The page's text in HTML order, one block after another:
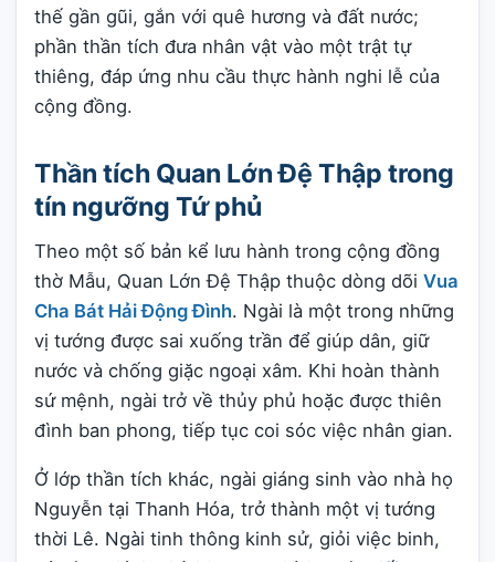
thế gần gũi, gắn với quê hương và đất nước;
phần thần tích đưa nhân vật vào một trật tự
thiêng, đáp ứng nhu cầu thực hành nghi lễ của
cộng đồng.
Thần tích Quan Lớn Đệ Thập trong
tín ngưỡng Tứ phủ
Theo một số bản kể lưu hành trong cộng đồng
thờ Mẫu, Quan Lớn Đệ Thập thuộc dòng dõi Vua
Cha Bát Hải Động Đình. Ngài là một trong những
vị tướng được sai xuống trần để giúp dân, giữ
nước và chống giặc ngoại xâm. Khi hoàn thành
sứ mệnh, ngài trở về thủy phủ hoặc được thiên
đình ban phong, tiếp tục coi sóc việc nhân gian.
Ở lớp thần tích khác, ngài giáng sinh vào nhà họ
Nguyễn tại Thanh Hóa, trở thành một vị tướng
thời Lê. Ngài tinh thông kinh sử, giỏi việc binh,